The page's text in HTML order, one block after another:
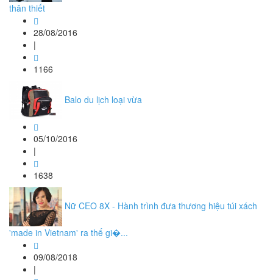
thân thiết
28/08/2016
|
1166
Balo du lịch loại vừa
05/10/2016
|
1638
Nữ CEO 8X - Hành trình đưa thương hiệu túi xách
'made in Vietnam' ra thế gi�...
09/08/2018
|